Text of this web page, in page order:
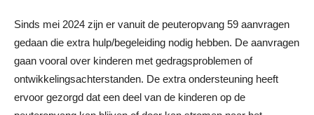
Sinds mei 2024 zijn er vanuit de peuteropvang 59 aanvragen
gedaan die extra hulp/begeleiding nodig hebben. De aanvragen
gaan vooral over kinderen met gedragsproblemen of
ontwikkelingsachterstanden. De extra ondersteuning heeft
ervoor gezorgd dat een deel van de kinderen op de